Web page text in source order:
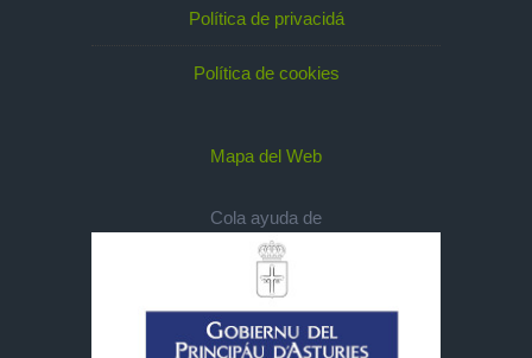
Política de privacidá
Política de cookies
Mapa del Web
Cola ayuda de